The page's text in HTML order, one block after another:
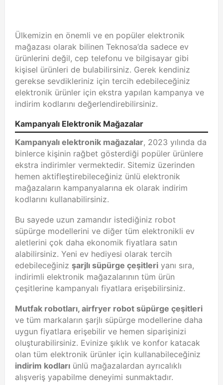
Ülkemizin en önemli ve en popüler elektronik
mağazası olarak bilinen Teknosa’da sadece ev
ürünlerini değil, cep telefonu ve bilgisayar gibi
kişisel ürünleri de bulabilirsiniz. Gerek kendiniz
gerekse sevdikleriniz için tercih edebileceğiniz
elektronik ürünler için ekstra yapılan kampanya ve
indirim kodlarını değerlendirebilirsiniz.
Kampanyalı Elektronik Mağazalar
Kampanyalı elektronik mağazalar, 2023 yılında da
binlerce kişinin rağbet gösterdiği popüler ürünlere
ekstra indirimler vermektedir. Sitemiz üzerinden
hemen aktifleştirebileceğiniz ünlü elektronik
mağazaların kampanyalarına ek olarak indirim
kodlarını kullanabilirsiniz.
Bu sayede uzun zamandır istediğiniz robot
süpürge modellerini ve diğer tüm elektronikli ev
aletlerini çok daha ekonomik fiyatlara satın
alabilirsiniz. Yeni ev hediyesi olarak tercih
edebileceğiniz şarjlı süpürge çeşitleri yanı sıra,
indirimli elektronik mağazalarının tüm ürün
çeşitlerine kampanyalı fiyatlara erişebilirsiniz.
Mutfak robotları, airfryer robot süpürge çeşitleri
ve tüm markaların şarjlı süpürge modellerine daha
uygun fiyatlara erişebilir ve hemen siparişinizi
oluşturabilirsiniz. Evinize şıklık ve konfor katacak
olan tüm elektronik ürünler için kullanabileceğiniz
indirim kodları ünlü mağazalardan ayrıcalıklı
alışveriş yapabilme deneyimi sunmaktadır.